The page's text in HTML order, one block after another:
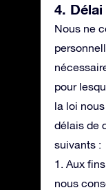
4.
Nous ne
pour
la loi
délais de
suivants :
1. Aux
nous